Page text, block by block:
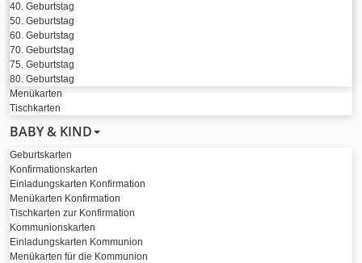
40. Geburtstag
50. Geburtstag
60. Geburtstag
70. Geburtstag
75. Geburtstag
80. Geburtstag
Menükarten
Tischkarten
BABY & KIND
Geburtskarten
Konfirmationskarten
Einladungskarten Konfirmation
Menükarten Konfirmation
Tischkarten zur Konfirmation
Kommunionskarten
Einladungskarten Kommunion
Menükarten für die Kommunion